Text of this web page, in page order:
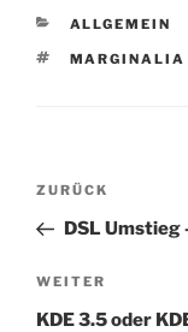
Spiele gesehen. Aber
Niederlagen, als der
KATEGORIEN
ALLGEMEIN
MARGINALIA
Vorheriger
Beitrag
ZURÜCK
DSL Umstieg
Nächster
Beitrag
WEITER
KDE 3.5 oder